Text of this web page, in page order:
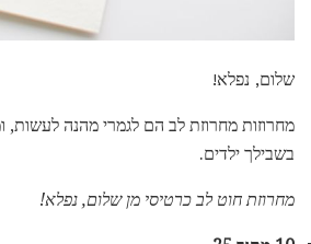
שלום, נפלא!
מחרוזות מחרוזת לב הם לגמרי מהנה לעשות,
בשבילך ילדים.
מחרוזת חוט לב כרטיסי מן שלום, נפלא!